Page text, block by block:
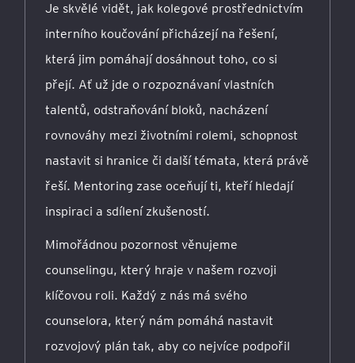
Je skvělé vidět, jak kolegové prostřednictvím
interního koučování přicházejí na řešení,
která jim pomáhají dosáhnout toho, co si
přejí. Ať už jde o rozpoznávaní vlastních
talentů, odstraňování bloků, nacházení
rovnováhy mezi životními rolemi, schopnost
nastavit si hranice či další témata, která právě
řeší. Mentoring zase oceňují ti, kteří hledají
inspiraci a sdílení zkušeností.
Mimořádnou pozornost věnujeme
counselingu, který hraje v našem rozvoji
klíčovou roli. Každý z nás má svého
counselora, který nám pomáhá nastavit
rozvojový plán tak, aby co nejvíce podpořil